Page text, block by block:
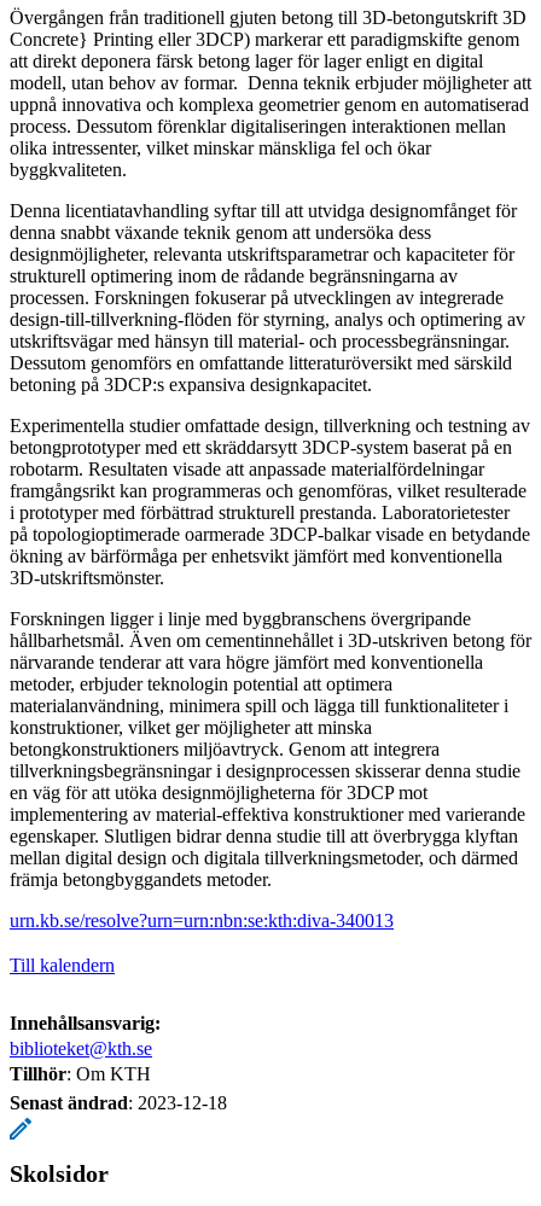
Övergången från traditionell gjuten betong till 3D-betongutskrift 3D
Concrete} Printing eller 3DCP) markerar ett paradigmskifte genom
att direkt deponera färsk betong lager för lager enligt en digital
modell, utan behov av formar. Denna teknik erbjuder möjligheter att
uppnå innovativa och komplexa geometrier genom en automatiserad
process. Dessutom förenklar digitaliseringen interaktionen mellan
olika intressenter, vilket minskar mänskliga fel och ökar
byggkvaliteten.
Denna licentiatavhandling syftar till att utvidga designomfånget för
denna snabbt växande teknik genom att undersöka dess
designmöjligheter, relevanta utskriftsparametrar och kapaciteter för
strukturell optimering inom de rådande begränsningarna av
processen. Forskningen fokuserar på utvecklingen av integrerade
design-till-tillverkning-flöden för styrning, analys och optimering av
utskriftsvägar med hänsyn till material- och processbegränsningar.
Dessutom genomförs en omfattande litteraturöversikt med särskild
betoning på 3DCP:s expansiva designkapacitet.
Experimentella studier omfattade design, tillverkning och testning av
betongprototyper med ett skräddarsytt 3DCP-system baserat på en
robotarm. Resultaten visade att anpassade materialfördelningar
framgångsrikt kan programmeras och genomföras, vilket resulterade
i prototyper med förbättrad strukturell prestanda. Laboratorietester
på topologioptimerade oarmerade 3DCP-balkar visade en betydande
ökning av bärförmåga per enhetsvikt jämfört med konventionella
3D-utskriftsmönster.
Forskningen ligger i linje med byggbranschens övergripande
hållbarhetsmål. Även om cementinnehållet i 3D-utskriven betong för
närvarande tenderar att vara högre jämfört med konventionella
metoder, erbjuder teknologin potential att optimera
materialanvändning, minimera spill och lägga till funktionaliteter i
konstruktioner, vilket ger möjligheter att minska
betongkonstruktioners miljöavtryck. Genom att integrera
tillverkningsbegränsningar i designprocessen skisserar denna studie
en väg för att utöka designmöjligheterna för 3DCP mot
implementering av material-effektiva konstruktioner med varierande
egenskaper. Slutligen bidrar denna studie till att överbrygga klyftan
mellan digital design och digitala tillverkningsmetoder, och därmed
främja betongbyggandets metoder.
urn.kb.se/resolve?urn=urn:nbn:se:kth:diva-340013
Till kalendern
Innehållsansvarig:
biblioteket@kth.se
Tillhör: Om KTH
Senast ändrad: 2023-12-18
Skolsidor